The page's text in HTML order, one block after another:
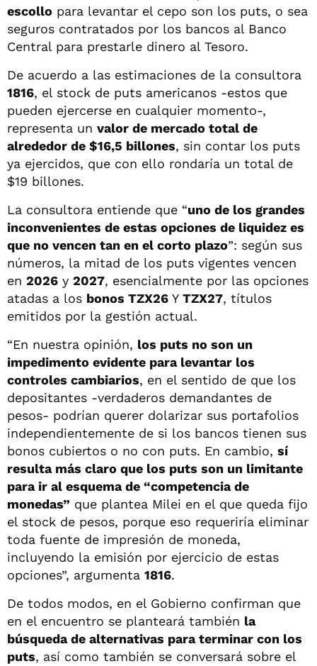
escollo para levantar el cepo son los puts, o sea
seguros contratados por los bancos al Banco
Central para prestarle dinero al Tesoro.
De acuerdo a las estimaciones de la consultora
1816, el stock de puts americanos -estos que
pueden ejercerse en cualquier momento-,
representa un valor de mercado total de
alrededor de $16,5 billones, sin contar los puts
ya ejercidos, que con ello rondaría un total de
$19 billones.
La consultora entiende que “uno de los grandes
inconvenientes de estas opciones de liquidez es
que no vencen tan en el corto plazo”: según sus
números, la mitad de los puts vigentes vencen
en 2026 y 2027, esencialmente por las opciones
atadas a los bonos TZX26 Y TZX27, títulos
emitidos por la gestión actual.
“En nuestra opinión, los puts no son un
impedimento evidente para levantar los
controles cambiarios, en el sentido de que los
depositantes -verdaderos demandantes de
pesos- podrían querer dolarizar sus portafolios
independientemente de si los bancos tienen sus
bonos cubiertos o no con puts. En cambio, sí
resulta más claro que los puts son un limitante
para ir al esquema de “competencia de
monedas” que plantea Milei en el que queda fijo
el stock de pesos, porque eso requeriría eliminar
toda fuente de impresión de moneda,
incluyendo la emisión por ejercicio de estas
opciones”, argumenta 1816.
De todos modos, en el Gobierno confirman que
en el encuentro se planteará también la
búsqueda de alternativas para terminar con los
puts, así como también se conversará sobre el